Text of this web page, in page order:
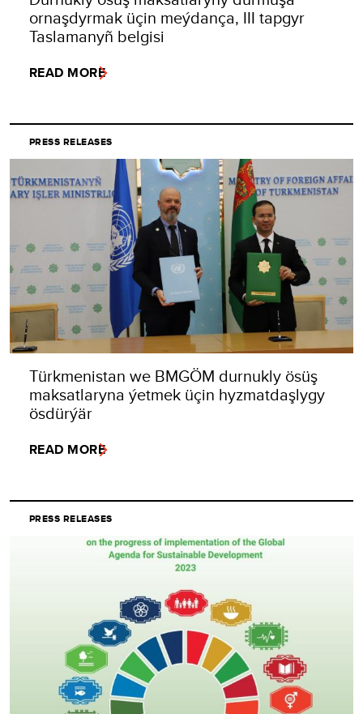
ornaşdyrmak üçin meýdança, III tapgyr
Taslamanyñ belgisi
READ MORE
PRESS RELEASES
Türkmenistan we BMGÖM durnukly ösüş
maksatlaryna ýetmek üçin hyzmatdaşlygy
ösdürýär
READ MORE
PRESS RELEASES